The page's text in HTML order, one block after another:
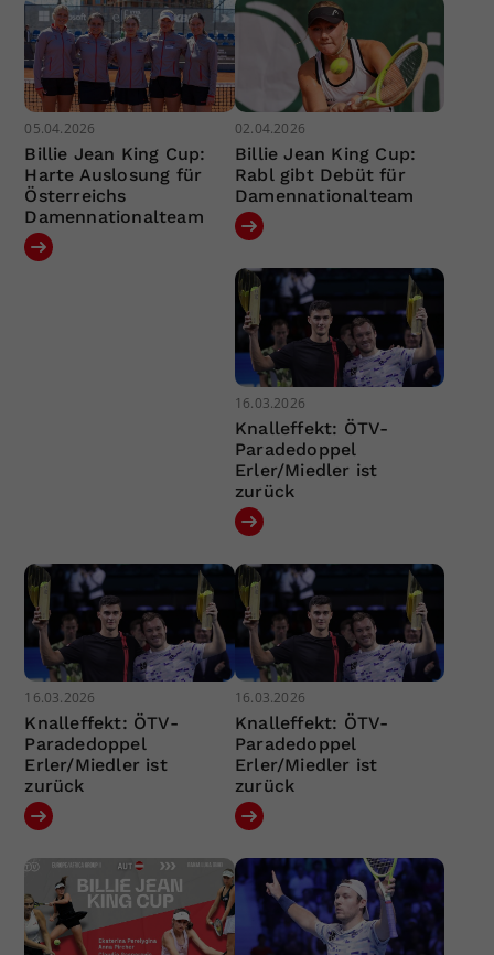
05.04.2026
Billie Jean King Cup:
Harte Auslosung für
Österreichs
Damennationalteam
02.04.2026
Billie Jean King Cup:
Rabl gibt Debüt für
Damennationalteam
16.03.2026
Knalleffekt: ÖTV-
Paradedoppel
Erler/Miedler ist
zurück
16.03.2026
Knalleffekt: ÖTV-
Paradedoppel
Erler/Miedler ist
zurück
16.03.2026
Knalleffekt: ÖTV-
Paradedoppel
Erler/Miedler ist
zurück